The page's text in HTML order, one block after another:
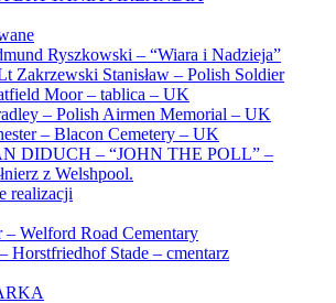
Ryszkowski – “Wiara i Nadzieja”
Zakrzewski Stanisław – Polish Soldier
Moor – tablica – UK
– Polish Airmen Memorial – UK
– Blacon Cemetery – UK
DIDUCH – “JOHN THE POLL” –
z Welshpool.
realizacji
– Welford Road Cementary
Horstfriedhof Stade – cmentarz